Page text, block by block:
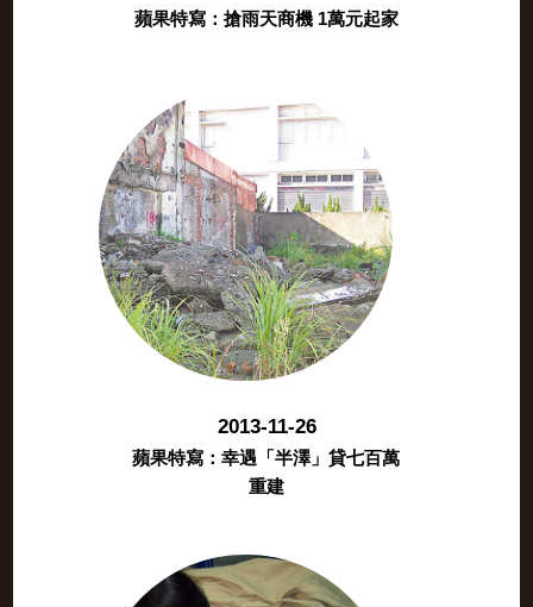
蘋果特寫：搶雨天商機 1萬元起家
2013-11-26
蘋果特寫：幸遇「半澤」貸七百萬
重建